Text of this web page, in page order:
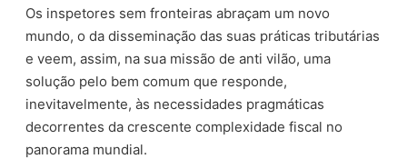
Os inspetores sem fronteiras abraçam um novo
mundo, o da disseminação das suas práticas tributárias
e veem, assim, na sua missão de anti vilão, uma
solução pelo bem comum que responde,
inevitavelmente, às necessidades pragmáticas
decorrentes da crescente complexidade fiscal no
panorama mundial.